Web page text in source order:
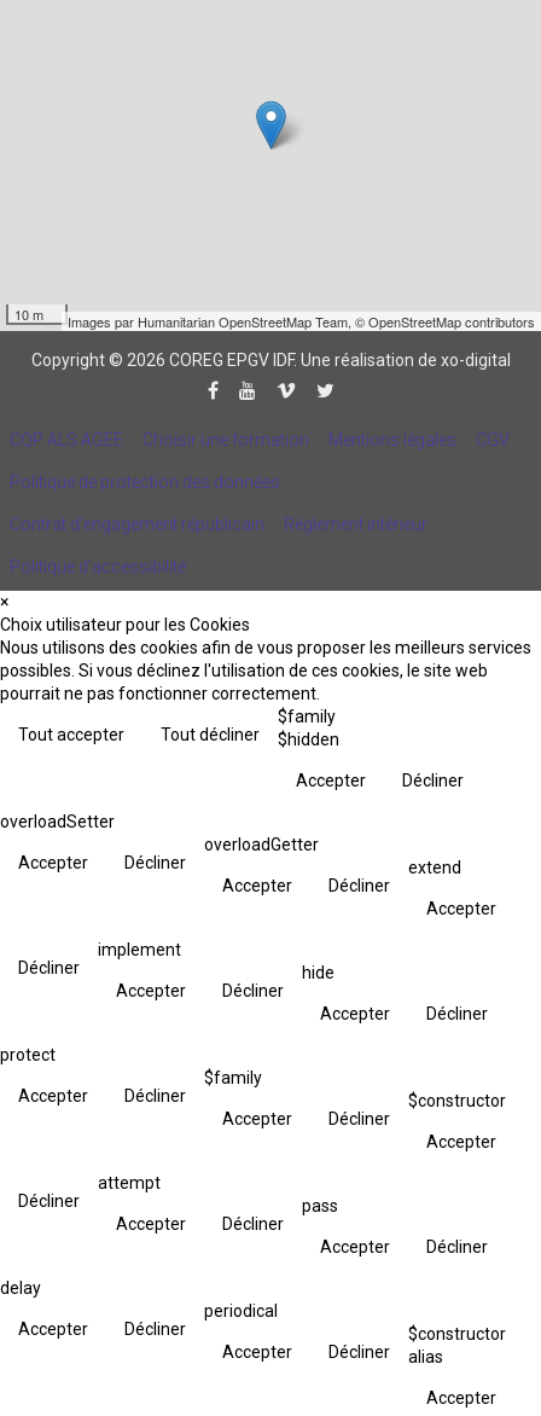
10 m Images par Humanitarian OpenStreetMap Team, © OpenStreetMap contributors
Copyright © 2026 COREG EPGV IDF. Une réalisation de xo-digital
CQP ALS AGEE Choisir une formation Mentions légales CGV
Politique de protection des données
Contrat d'engagement républicain Règlement intérieur
Politique d’accessibilité
×
Choix utilisateur pour les Cookies
Nous utilisons des cookies afin de vous proposer les meilleurs services
possibles. Si vous déclinez l'utilisation de ces cookies, le site web
pourrait ne pas fonctionner correctement.
Tout accepter Tout décliner
$family
$hidden
Accepter Décliner
overloadSetter
Accepter Décliner
overloadGetter
Accepter Décliner
extend
Accepter
Décliner
implement
Accepter Décliner
hide
Accepter Décliner
protect
Accepter Décliner
$family
Accepter Décliner
$constructor
Accepter
Décliner
attempt
Accepter Décliner
pass
Accepter Décliner
delay
Accepter Décliner
periodical
Accepter Décliner
$constructor
alias
Accepter